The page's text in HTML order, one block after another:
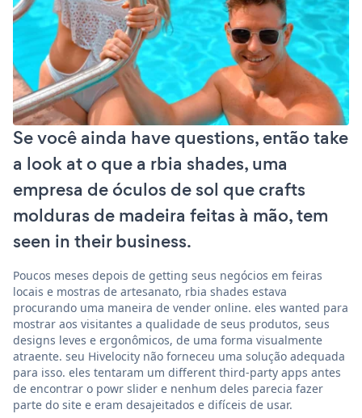
Se você ainda have questions, então take
a look at o que a rbia shades, uma
empresa de óculos de sol que crafts
molduras de madeira feitas à mão, tem
seen in their business.
Poucos meses depois de getting seus negócios em feiras
locais e mostras de artesanato, rbia shades estava
procurando uma maneira de vender online. eles wanted para
mostrar aos visitantes a qualidade de seus produtos, seus
designs leves e ergonômicos, de uma forma visualmente
atraente. seu Hivelocity não forneceu uma solução adequada
para isso. eles tentaram um different third-party apps antes
de encontrar o powr slider e nenhum deles parecia fazer
parte do site e eram desajeitados e difíceis de usar.